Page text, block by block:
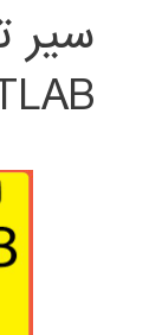
سیر